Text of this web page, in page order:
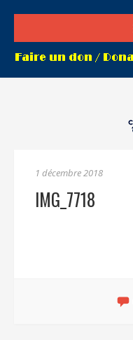
1 décembre 2018
IMG_7718